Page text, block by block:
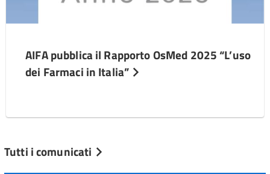
AIFA pubblica il Rapporto OsMed 2025 “L’uso
dei Farmaci in Italia”
Tutti i comunicati